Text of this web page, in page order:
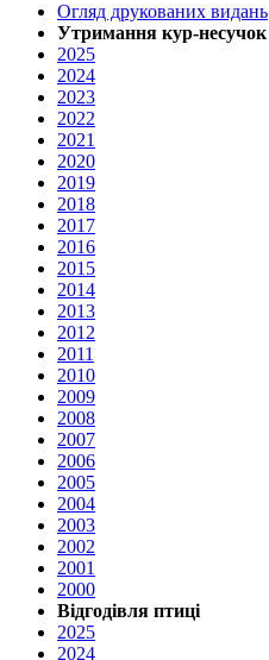
Огляд друкованих видань
Утримання кур-несучок
2025
2024
2023
2022
2021
2020
2019
2018
2017
2016
2015
2014
2013
2012
2011
2010
2009
2008
2007
2006
2005
2004
2003
2002
2001
2000
Відгодівля птиці
2025
2024